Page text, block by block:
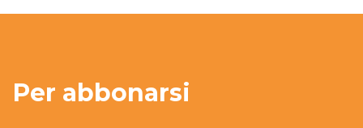
Per abbonarsi